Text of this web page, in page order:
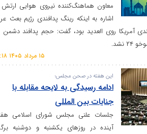
هماهنگ‌کننده نیروی هوایی ارتش با
به اینکه رینگ پدافندی رژیم بعث عراق
بود، گفت: حجم پدافند دشمن در
در صحن مجلس؛
رسیدگی به لایحه مقابله با
بین المللی
علنی مجلس شورای اسلامی هفته
در روز‌های یکشنبه و دوشنبه برگزار